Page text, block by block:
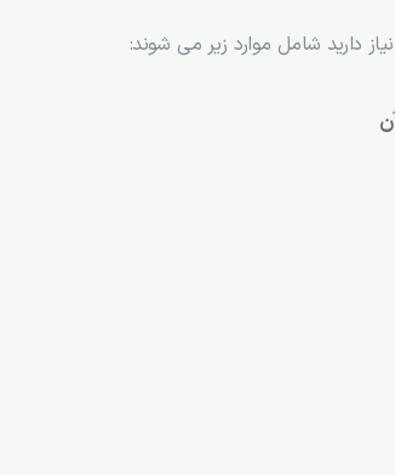
دارید شامل موارد زیر می شوند: